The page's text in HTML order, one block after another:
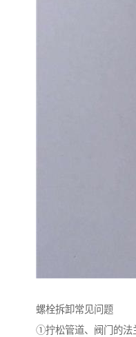
螺栓拆卸常见问题
①拧松管道、阀门的法